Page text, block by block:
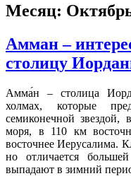
Месяц:
Амман –
столицу
Амма́н – столица
холмах, которые
семиконечной звездой,
моря, в 110 км
восточнее Иерусалима.
но отличается
выпадают в зимний